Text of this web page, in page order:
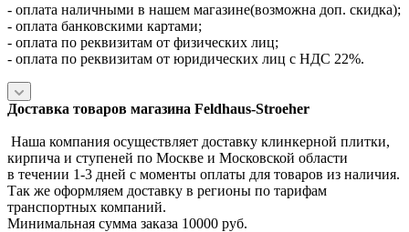
- оплата наличными в нашем магазине(возможна доп. скидка);
- оплата банковскими картами;
- оплата по реквизитам от физических лиц;
- оплата по реквизитам от юридических лиц с НДС 22%.
Доставка товаров магазина Feldhaus-Stroeher
Наша компания осуществляет доставку клинкерной плитки,
кирпича и ступеней по Москве и Московской области
в течении 1-3 дней с моменты оплаты для товаров из наличия.
Так же оформляем доставку в регионы по тарифам
транспортных компаний.
Минимальная сумма заказа 10000 руб.